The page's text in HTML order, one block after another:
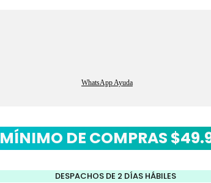
WhatsApp Ayuda
MÍNIMO DE COMPRAS
DESPACHOS DE 2 DÍAS HÁBILES